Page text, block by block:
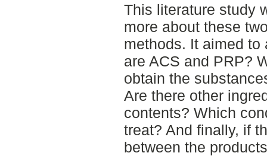
This literature study
more about these
methods. It aimed to
are ACS and PRP?
obtain the
Are there other
contents? Which
treat? And finally, if
between the